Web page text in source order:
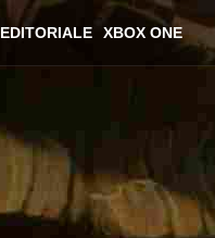
EDITORIALE XBOX ONE